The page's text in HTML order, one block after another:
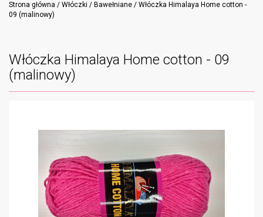
Strona główna / Włóczki / Bawełniane / Włóczka Himalaya Home cotton -
09 (malinowy)
Włóczka Himalaya Home cotton - 09
(malinowy)